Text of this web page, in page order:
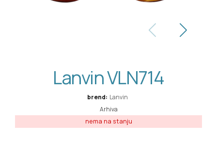
Lanvin VLN714
brend: Lanvin
Arhiva